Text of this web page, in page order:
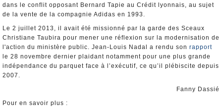
dans le conflit opposant Bernard Tapie au Crédit lyonnais, au sujet
de la vente de la compagnie Adidas en 1993.
Le 2 juillet 2013, il avait été missionné par la garde des Sceaux
Christiane Taubira pour mener une réflexion sur la modernisation de
l'action du ministère public. Jean-Louis Nadal a rendu son rapport
le 28 novembre dernier plaidant notamment pour une plus grande
indépendance du parquet face à l’exécutif, ce qu’il plébiscite depuis
2007.
Fanny Dassié
Pour en savoir plus :